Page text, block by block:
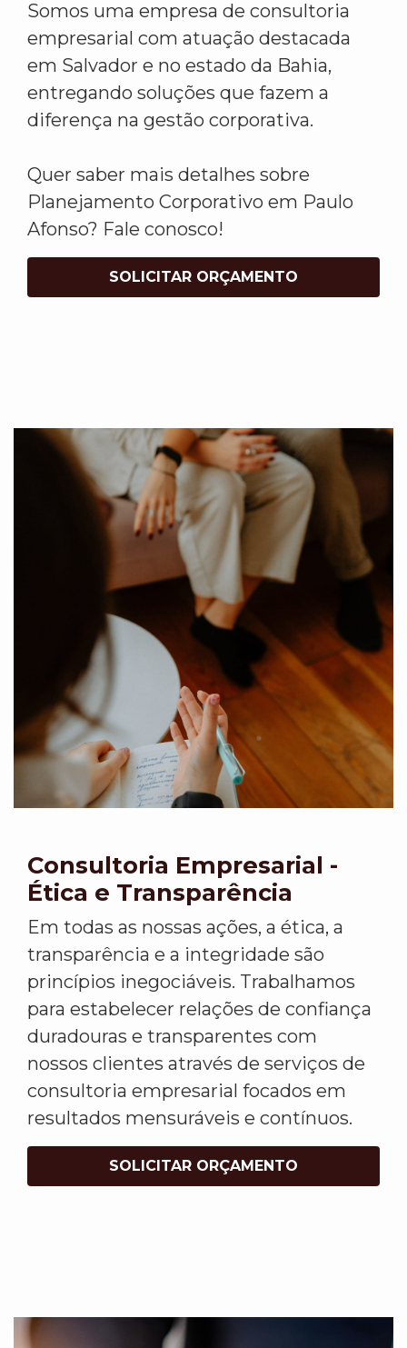
Somos uma empresa de consultoria
empresarial com atuação destacada
em Salvador e no estado da Bahia,
entregando soluções que fazem a
diferença na gestão corporativa.
Quer saber mais detalhes sobre
Planejamento Corporativo em Paulo
Afonso? Fale conosco!
SOLICITAR ORÇAMENTO
Consultoria Empresarial -
Ética e Transparência
Em todas as nossas ações, a ética, a
transparência e a integridade são
princípios inegociáveis. Trabalhamos
para estabelecer relações de confiança
duradouras e transparentes com
nossos clientes através de serviços de
consultoria empresarial focados em
resultados mensuráveis e contínuos.
SOLICITAR ORÇAMENTO